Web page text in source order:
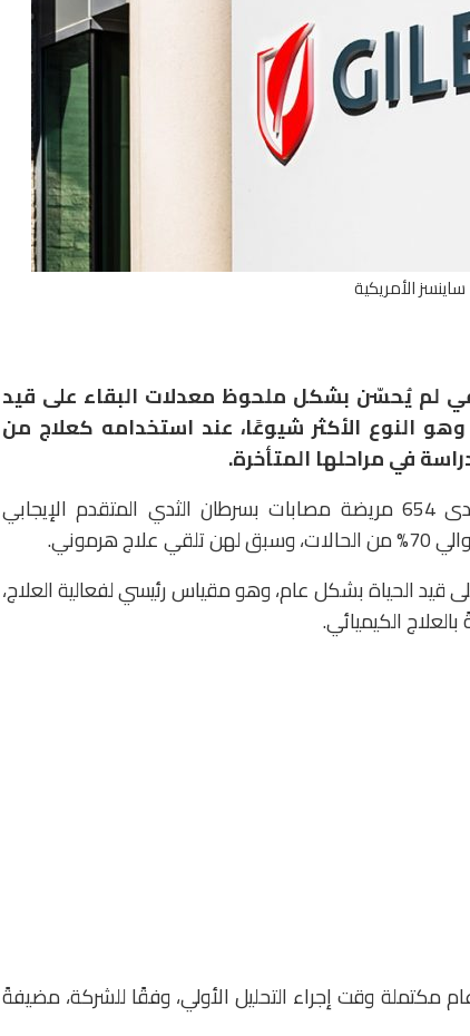
الأمريكية
لم يُحسّن بشكل ملحوظ معدلات البقاء على قيد
النوع الأكثر شيوعًا، عند استخدامه كعلاج من
في مراحلها المتأخرة.
وقارنت الدراسة بين «تروديلفي» والعلاج الكيميائي لدى 654 مريضة مصابات بسرطان الثدي المتقدم الإيجابي
قيد الحياة بشكل عام، وهو مقياس رئيسي لفعالية العلاج،
الكيميائي.
مكتملة وقت إجراء التحليل الأولي، وفقًا للشركة، مضيفةً